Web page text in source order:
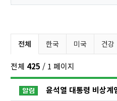
유튜브 뉴스 분류 목록
전체 한국 미국 건강
전체 425 / 1 페이지
공지사항